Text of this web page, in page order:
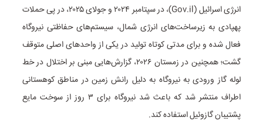
انرژی اسرائیل (Gov.il)، در سپتامبر ۲۰۲۴ و جولای ۲۰۲۵، در پی حملات
پهپادی به زیرساخت‌های انرژی شمال، سیستم‌های حفاظتی نیروگاه
فعال شده و برای مدتی کوتاه تولید در یکی از واحدهای اصلی متوقف
گشت؛ همچنین در زمستان ۲۰۲۶، گزارش‌هایی مبنی بر اختلال در خط
لوله گاز ورودی به نیروگاه به دلیل رانش زمین در مناطق کوهستانی
اطراف منتشر شد که باعث شد نیروگاه برای ۳ روز از سوخت مایع
پشتیبان گازوئیل استفاده کند.